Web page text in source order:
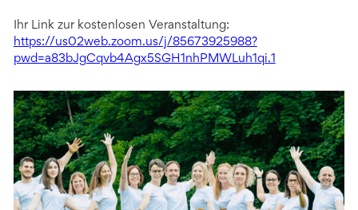
Ihr Link zur kostenlosen Veranstaltung:
https://us02web.zoom.us/j/85673925988?
pwd=a83bJgCqvb4Agx5SGH1nhPMWLuh1qi.1